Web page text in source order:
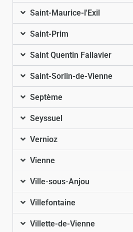
Saint-Maurice-l'Exil
Saint-Prim
Saint Quentin Fallavier
Saint-Sorlin-de-Vienne
Septème
Seyssuel
Vernioz
Vienne
Ville-sous-Anjou
Villefontaine
Villette-de-Vienne